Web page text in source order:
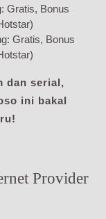
Gratis, Bonus
Gratis, Bonus
dan serial,
ini bakal
Provider